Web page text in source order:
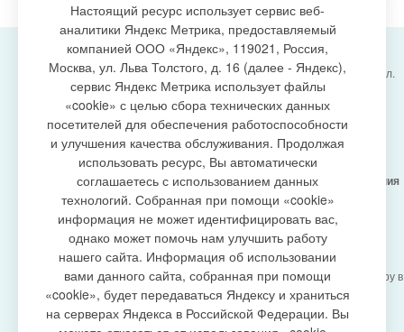
создание сайта
Администрация городского поселения Излучинск, ул.
Энергетиков, 6, пгт. Излучинск, Нижневартовский
район,
Ханты-Мансийский автономный округ-Югра
(Тюменская область), 628634
Сетевое изданиеhttps://www.gp-izluchinsk.ru
16+
Учредитель -Администрация городского поселения
Излучинск
Главный редактор - Бурич Денис Ярославович
Телефон/факс: (3466) 28-13-77 , e-mail:
admizl@rambler.ru
Сетевое изданиеhttps://www.gp-izluchinsk.ru
зарегистрировано Федеральной службой по надзору в
сфере связи,
информационных технологий и массовых
коммуникаций (Роскомнадзор), регистрационный
Настоящий ресурс использует сервис веб-
аналитики Яндекс Метрика, предоставляемый
компанией ООО «Яндекс», 119021, Россия,
Москва, ул. Льва Толстого, д. 16 (далее - Яндекс),
сервис Яндекс Метрика использует файлы
«cookie» с целью сбора технических данных
посетителей для обеспечения работоспособности
и улучшения качества обслуживания. Продолжая
использовать ресурс, Вы автоматически
соглашаетесь с использованием данных
технологий. Собранная при помощи «cookie»
информация не может идентифицировать вас,
однако может помочь нам улучшить работу
нашего сайта. Информация об использовании
вами данного сайта, собранная при помощи
«cookie», будет передаваться Яндексу и храниться
на серверах Яндекса в Российской Федерации. Вы